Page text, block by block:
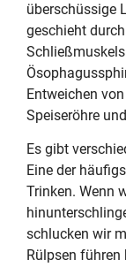
überschüssige
geschieht
Entweichen
Speiseröhre
Es gibt
Eine der
Trinken. Wenn
schlucken wir
Rülpsen